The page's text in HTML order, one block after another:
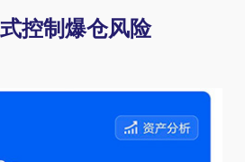
控制爆仓风险